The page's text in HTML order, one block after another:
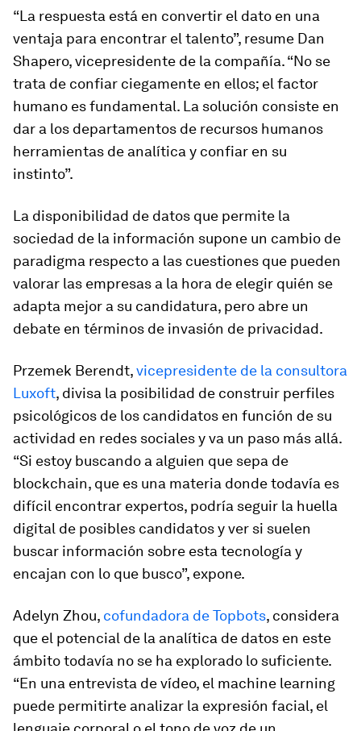
“La respuesta está en convertir el dato en una
ventaja para encontrar el talento”, resume Dan
Shapero, vicepresidente de la compañía. “No se
trata de confiar ciegamente en ellos; el factor
humano es fundamental. La solución consiste en
dar a los departamentos de recursos humanos
herramientas de analítica y confiar en su
instinto”.
La disponibilidad de datos que permite la
sociedad de la información supone un cambio de
paradigma respecto a las cuestiones que pueden
valorar las empresas a la hora de elegir quién se
adapta mejor a su candidatura, pero abre un
debate en términos de invasión de privacidad.
Przemek Berendt,vicepresidente de la consultora
Luxoft, divisa la posibilidad de construir perfiles
psicológicos de los candidatos en función de su
actividad en redes sociales y va un paso más allá.
“Si estoy buscando a alguien que sepa de
blockchain, que es una materia donde todavía es
difícil encontrar expertos, podría seguir la huella
digital de posibles candidatos y ver si suelen
buscar información sobre esta tecnología y
encajan con lo que busco”, expone.
Adelyn Zhou, cofundadora de Topbots, considera
que el potencial de la analítica de datos en este
ámbito todavía no se ha explorado lo suficiente.
“En una entrevista de vídeo, el machine learning
puede permitirte analizar la expresión facial, el